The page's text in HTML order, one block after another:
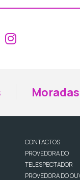
Aceder ao
Aceder ao
CONTACTOS
PROVEDORA DO
TELESPECTADOR
PROVEDORA DO